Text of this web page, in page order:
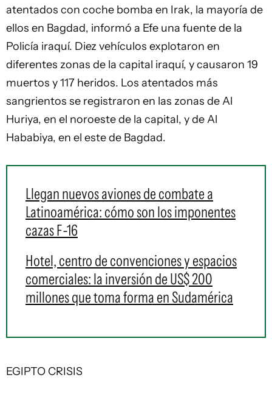
atentados con coche bomba en Irak, la mayoría de
ellos en Bagdad, informó a Efe una fuente de la
Policía iraquí. Diez vehículos explotaron en
diferentes zonas de la capital iraquí, y causaron 19
muertos y 117 heridos. Los atentados más
sangrientos se registraron en las zonas de Al
Huriya, en el noroeste de la capital, y de Al
Hababiya, en el este de Bagdad.
Llegan nuevos aviones de combate a
Latinoamérica: cómo son los imponentes
cazas F-16
Hotel, centro de convenciones y espacios
comerciales: la inversión de US$ 200
millones que toma forma en Sudamérica
EGIPTO CRISIS